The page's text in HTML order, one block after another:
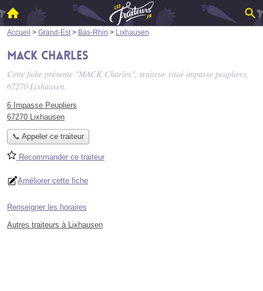
Accueil > Grand-Est > Bas-Rhin > Lixhausen
MACK Charles
Cette fiche présente "MACK Charles", traiteur situé impasse peupliers,
67270 Lixhausen.
6 Impasse Peupliers
67270 Lixhausen
📞 Appeler ce traiteur
Recommander ce traiteur
Améliorer cette fiche
Renseigner les horaires
Autres traiteurs à Lixhausen